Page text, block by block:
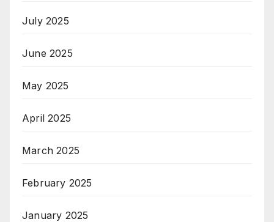
July 2025
June 2025
May 2025
April 2025
March 2025
February 2025
January 2025